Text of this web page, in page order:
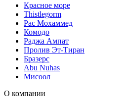
Красное море
Thistlegorm
Рас Мохаммед
Комодо
Раджа Ампат
Пролив Эт-Тиран
Бразерс
Abu Nuhas
Мисоол
О компании